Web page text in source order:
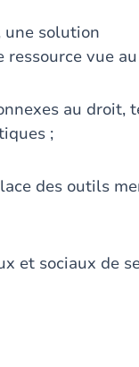
une solution
vue au
au droit,
;
des outils
et sociaux de